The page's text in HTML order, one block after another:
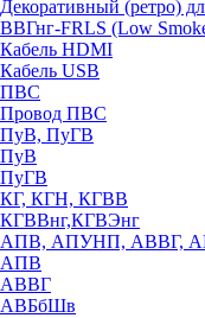
Декоративный (ретро)
ВВГнг-FRLS (Low
Кабель HDMI
Кабель USB
ПВС
Провод ПВС
ПуВ, ПуГВ
ПуВ
ПуГВ
КГ, КГН, КГВВ
КГВВнг,КГВЭнг
АПВ, АПУНП, АВВГ,
АПВ
АВВГ
АВБбШв